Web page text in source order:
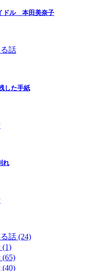
ドル 本田美奈子
話
した手紙
れ
話 (24)
(1)
(65)
(40)